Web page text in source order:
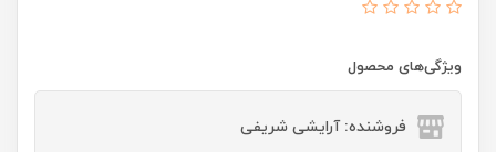
ویژگی‌های محصول
فروشنده: آرایشی شریفی